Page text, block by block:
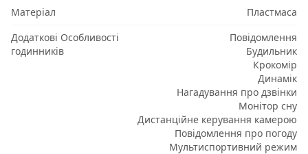
Матеріал
Пластмаса
Додаткові Особливості
годинників
Повідомлення
Будильник
Крокомір
Динамік
Нагадування про дзвінки
Монітор сну
Дистанційне керування камерою
Повідомлення про погоду
Мультиспортивний режим